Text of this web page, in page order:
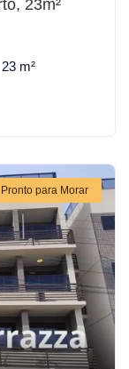
23m²
23 m²
Pronto para Morar